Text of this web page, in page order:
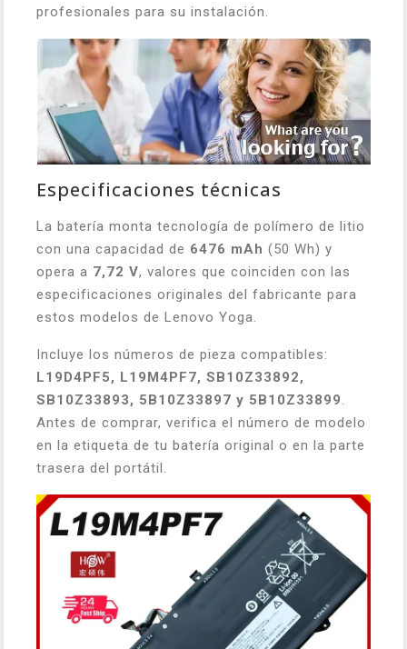
profesionales para su instalación.
Especificaciones técnicas
La batería monta tecnología de polímero de litio
con una capacidad de 6476 mAh (50 Wh) y
opera a 7,72 V, valores que coinciden con las
especificaciones originales del fabricante para
estos modelos de Lenovo Yoga.
Incluye los números de pieza compatibles:
L19D4PF5, L19M4PF7, SB10Z33892,
SB10Z33893, 5B10Z33897 y 5B10Z33899.
Antes de comprar, verifica el número de modelo
en la etiqueta de tu batería original o en la parte
trasera del portátil.